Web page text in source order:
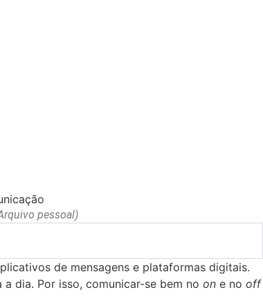
pessoal)
de mensagens e plataformas digitais.
dia. Por isso, comunicar-se bem no on e no off